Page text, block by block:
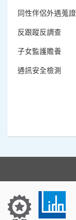
同性伴侶外遇蒐證
反跟蹤反調查
子女監護贍養
通訊安全檢測